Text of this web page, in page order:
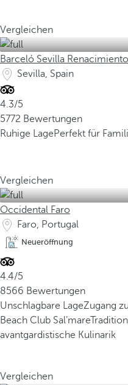
Vergleichen
Barceló Sevilla Renacimiento
Sevilla, Spain
4.3/5
5772 Bewertungen
Ruhige LagePerfekt für
Vergleichen
Occidental Faro
Faro, Portugal
Neueröffnung
4.4/5
8566 Bewertungen
Unschlagbare LageZugang
Beach Club Sal’mare
avantgardistische Kulinarik
Vergleichen